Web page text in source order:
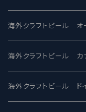
ビアへるん - Beer
忽布古丹醸造 - HOP
ワイマーケットブルー
Toppling Goliath トッ
Fair State フェアステ
Lagunitas ラグニタス
SAIREN /サイレン
ワイルドチャイルド -
BrewDog Brewery - ブ
gweilo-鬼佬 グウァイロ
Heart Of Darkness - ハ
Carbon brews -カー
海外クラフトビール オ
ROCKY RIDGE - ロッキ
BODRIGGY
海外クラフトビール カ
Jackie O's ジャッキー
海外クラフトビール ド